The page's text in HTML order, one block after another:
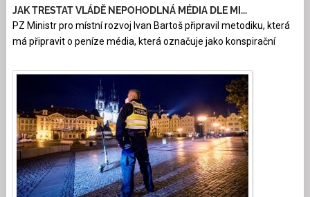
JAK TRESTAT VLÁDĚ NEPOHODLNÁ MÉDIA DLE MI...
PZ Ministr pro místní rozvoj Ivan Bartoš připravil metodiku, která
má připravit o peníze média, která označuje jako konspirační